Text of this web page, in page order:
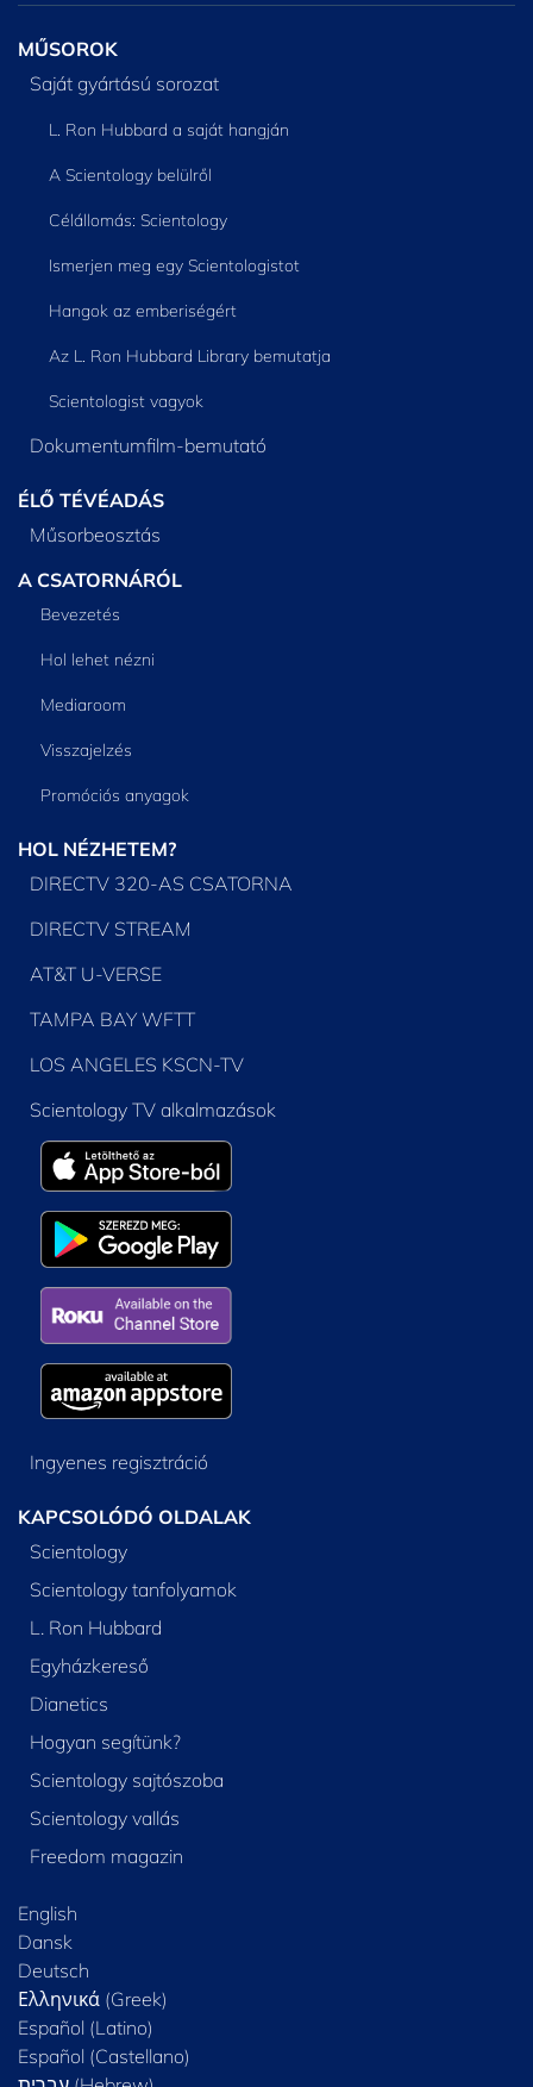
MŰSOROK
Saját gyártású sorozat
L. Ron Hubbard a saját hangján
A Scientology belülről
Célállomás: Scientology
Ismerjen meg egy Scientologistot
Hangok az emberiségért
Az L. Ron Hubbard Library bemutatja
Scientologist vagyok
Dokumentumfilm-bemutató
ÉLŐ TÉVÉADÁS
Műsorbeosztás
A CSATORNÁRÓL
Bevezetés
Hol lehet nézni
Mediaroom
Visszajelzés
Promóciós anyagok
HOL NÉZHETEM?
DIRECTV 320-AS CSATORNA
DIRECTV STREAM
AT&T U-VERSE
TAMPA BAY WFTT
LOS ANGELES KSCN-TV
Scientology TV alkalmazások
Ingyenes regisztráció
KAPCSOLÓDÓ OLDALAK
Scientology
Scientology tanfolyamok
L. Ron Hubbard
Egyházkereső
Dianetics
Hogyan segítünk?
Scientology sajtószoba
Scientology vallás
Freedom magazin
English
Dansk
Deutsch
Ελληνικά (Greek)
Español (Latino)
Español (Castellano)